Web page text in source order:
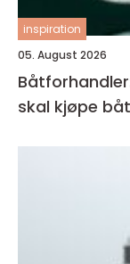
inspiration
05. August 2026
skal kjøpe